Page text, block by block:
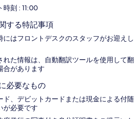
刻 : 11:00
する特記事項
にはフロントデスクのスタッフがお迎えし
れた情報は、自動翻訳ツールを使用して翻
合があります
必要なもの
ド、デビットカードまたは現金による付随
が必要です